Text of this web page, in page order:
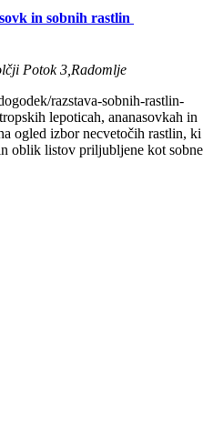
in sobnih rastlin
Potok 3,Radomlje
razstava-sobnih-rastlin-
lepoticah, ananasovkah in
ogled izbor necvetočih rastlin, ki
oblik listov priljubljene kot sobne